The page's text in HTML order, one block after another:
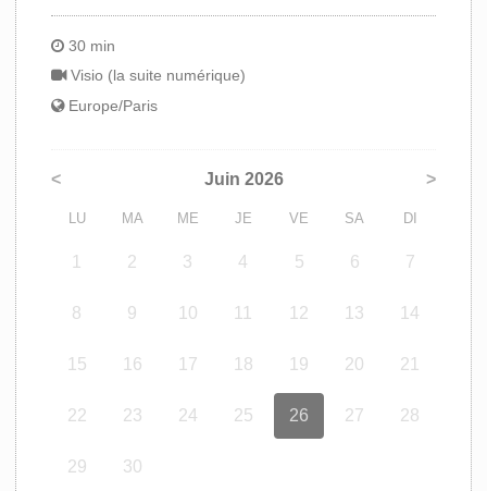
30 min
Visio (la suite numérique)
Europe/Paris
< Juin 2026 >
LU MA ME JE VE SA DI
1 2 3 4 5 6 7
8 9 10 11 12 13 14
15 16 17 18 19 20 21
22 23 24 25 26 27 28
29 30